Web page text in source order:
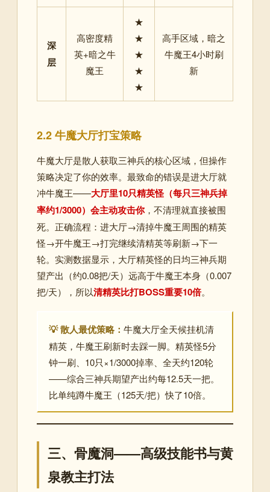
深
层
高密度精
英+暗之牛
魔王
★
★
★
★
★
高手区域，暗之
牛魔王4小时刷
新
2.2 牛魔大厅打宝策略
牛魔大厅是散人获取三神兵的核心区域，但操作
策略决定了你的效率。最致命的错误是进大厅就
冲牛魔王——大厅里10只精英怪（每只三神兵掉
率约1/3000）会主动攻击你，不清理就直接被围
死。正确流程：进大厅→清掉牛魔王周围的精英
怪→开牛魔王→打完继续清精英等刷新→下一
轮。实测数据显示，大厅精英怪的日均三神兵期
望产出（约0.08把/天）远高于牛魔王本身（0.007
把/天），所以清精英比打BOSS重要10倍。
💡 散人最优策略： 牛魔大厅全天候挂机清
精英，牛魔王刷新时去踩一脚。精英怪5分
钟一刷、10只×1/3000掉率、全天约120轮
——综合三神兵期望产出约每12.5天一把。
比单纯蹲牛魔王（125天/把）快了10倍。
三、骨魔洞——高级技能书与黄
泉教主打法